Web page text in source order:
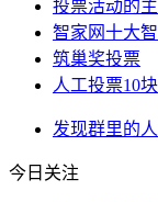
投票活动的
智家网十大
筑巢奖投票
人工投票10
发现群里的人
今日关注